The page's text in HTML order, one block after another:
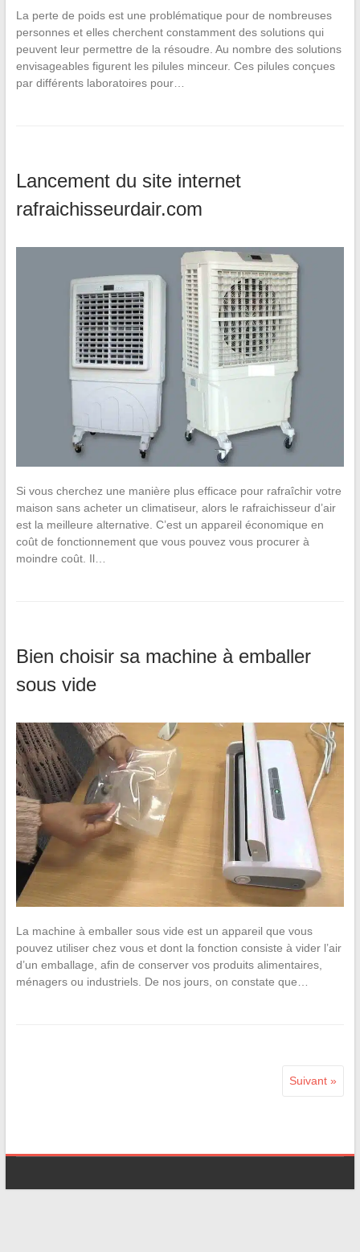
La perte de poids est une problématique pour de nombreuses
personnes et elles cherchent constamment des solutions qui
peuvent leur permettre de la résoudre. Au nombre des solutions
envisageables figurent les pilules minceur. Ces pilules conçues
par différents laboratoires pour…
Lancement du site internet
rafraichisseurdair.com
Si vous cherchez une manière plus efficace pour rafraîchir votre
maison sans acheter un climatiseur, alors le rafraichisseur d’air
est la meilleure alternative. C’est un appareil économique en
coût de fonctionnement que vous pouvez vous procurer à
moindre coût. Il…
Bien choisir sa machine à emballer
sous vide
La machine à emballer sous vide est un appareil que vous
pouvez utiliser chez vous et dont la fonction consiste à vider l’air
d’un emballage, afin de conserver vos produits alimentaires,
ménagers ou industriels. De nos jours, on constate que…
Suivant »